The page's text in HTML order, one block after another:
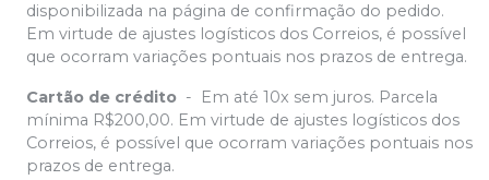
disponibilizada na página de confirmação do pedido.
Em virtude de ajustes logísticos dos Correios, é possível
que ocorram variações pontuais nos prazos de entrega.
Cartão de crédito -
Em até 10x sem juros. Parcela
mínima R$200,00. Em virtude de ajustes logísticos dos
Correios, é possível que ocorram variações pontuais nos
prazos de entrega.